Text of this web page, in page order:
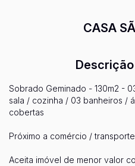
CASA
Sobrado Geminado - 130m2 -
sala / cozinha / 03 banheiros /
cobertas
Próximo a comércio /
Aceita imóvel de menor valor